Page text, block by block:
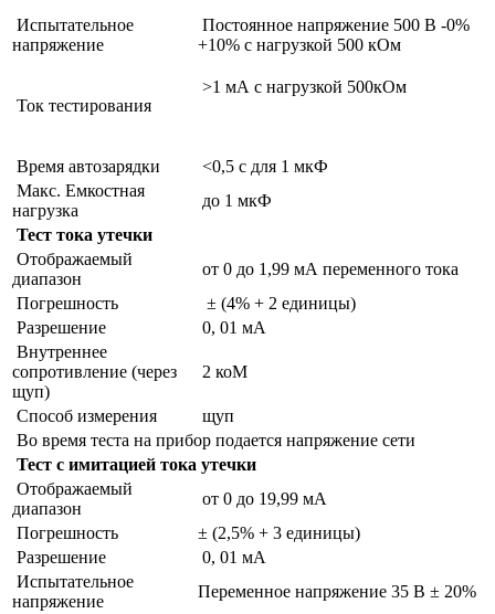
Испытательное
напряжение
Постоянное напряжение 500 В -0%
+10% с нагрузкой 500 кОм
Ток тестирования
>1 мА с нагрузкой 500кОм
Время автозарядки
<0,5 с для 1 мкФ
Макс. Емкостная
нагрузка
до 1 мкФ
Тест тока утечки
Отображаемый
диапазон
от 0 до 1,99 мА переменного тока
Погрешность
± (4% + 2 единицы)
Разрешение
0, 01 мА
Внутреннее
сопротивление (через
щуп)
2 коМ
Способ измерения
щуп
Во время теста на прибор подается напряжение сети
Тест с имитацией тока утечки
Отображаемый
диапазон
от 0 до 19,99 мА
Погрешность
± (2,5% + 3 единицы)
Разрешение
0, 01 мА
Испытательное
напряжение
Переменное напряжение 35 В ± 20%